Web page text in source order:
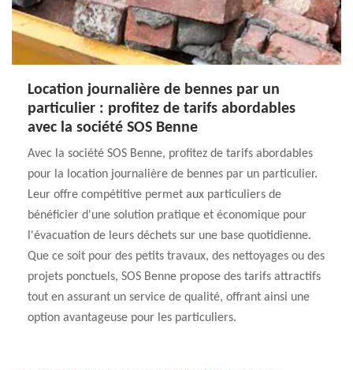
Location journalière de bennes par un
particulier : profitez de tarifs abordables
avec la société SOS Benne
Avec la société SOS Benne, profitez de tarifs abordables
pour la location journalière de bennes par un particulier.
Leur offre compétitive permet aux particuliers de
bénéficier d'une solution pratique et économique pour
l'évacuation de leurs déchets sur une base quotidienne.
Que ce soit pour des petits travaux, des nettoyages ou des
projets ponctuels, SOS Benne propose des tarifs attractifs
tout en assurant un service de qualité, offrant ainsi une
option avantageuse pour les particuliers.